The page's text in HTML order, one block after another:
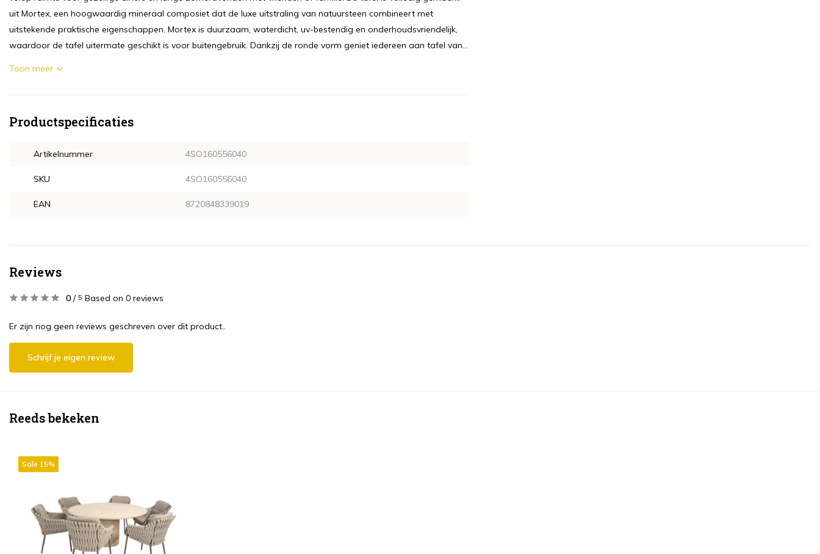
uit Mortex, een hoogwaardig mineraal composiet dat de luxe uitstraling van natuursteen combineert met
uitstekende praktische eigenschappen. Mortex is duurzaam, waterdicht, uv-bestendig en onderhoudsvriendelijk,
waardoor de tafel uitermate geschikt is voor buitengebruik. Dankzij de ronde vorm geniet iedereen aan tafel van...
Toon meer
Productspecificaties
Artikelnummer 4SO160556040
SKU 4SO160556040
EAN 8720848339019
Reviews
0 / 5 Based on 0 reviews
Er zijn nog geen reviews geschreven over dit product..
Schrijf je eigen review
Reeds bekeken
Sale 15%